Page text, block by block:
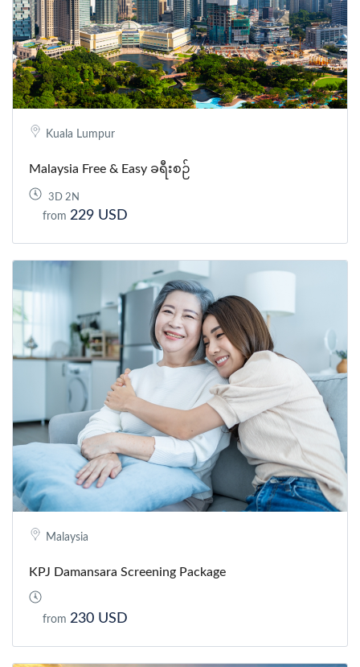
Kuala Lumpur
Malaysia Free & Easy ခရီးစဉ်
3D 2N
from 229 USD
Malaysia
KPJ Damansara Screening Package
from 230 USD